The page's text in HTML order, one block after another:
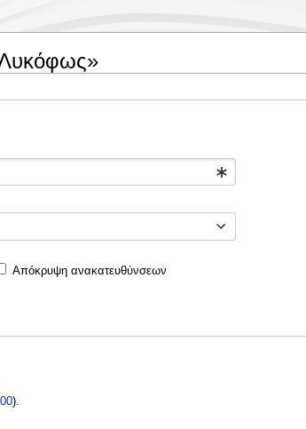
Απόκρυψη ανακατευθύνσεων
).